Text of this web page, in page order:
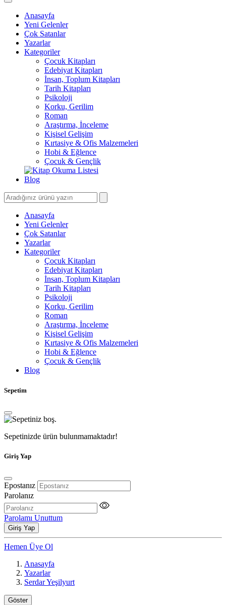
Anasayfa
Yeni Gelenler
Çok Satanlar
Yazarlar
Kategoriler
Çocuk Kitapları
Edebiyat Kitapları
İnsan, Toplum Kitapları
Tarih Kitapları
Psikoloji
Korku, Gerilim
Roman
Araştırma, İnceleme
Kişisel Gelişim
Kırtasiye & Ofis Malzemeleri
Hobi & Eğlence
Çocuk & Gençlik
Blog
Anasayfa
Yeni Gelenler
Çok Satanlar
Yazarlar
Kategoriler
Çocuk Kitapları
Edebiyat Kitapları
İnsan, Toplum Kitapları
Tarih Kitapları
Psikoloji
Korku, Gerilim
Roman
Araştırma, İnceleme
Kişisel Gelişim
Kırtasiye & Ofis Malzemeleri
Hobi & Eğlence
Çocuk & Gençlik
Blog
Sepetim
Sepetinizde ürün bulunmamaktadır!
Giriş Yap
Epostanız
Parolanız
Parolamı Unuttum
Giriş Yap
Hemen Üye Ol
Anasayfa
Yazarlar
Serdar Yeşilyurt
Göster